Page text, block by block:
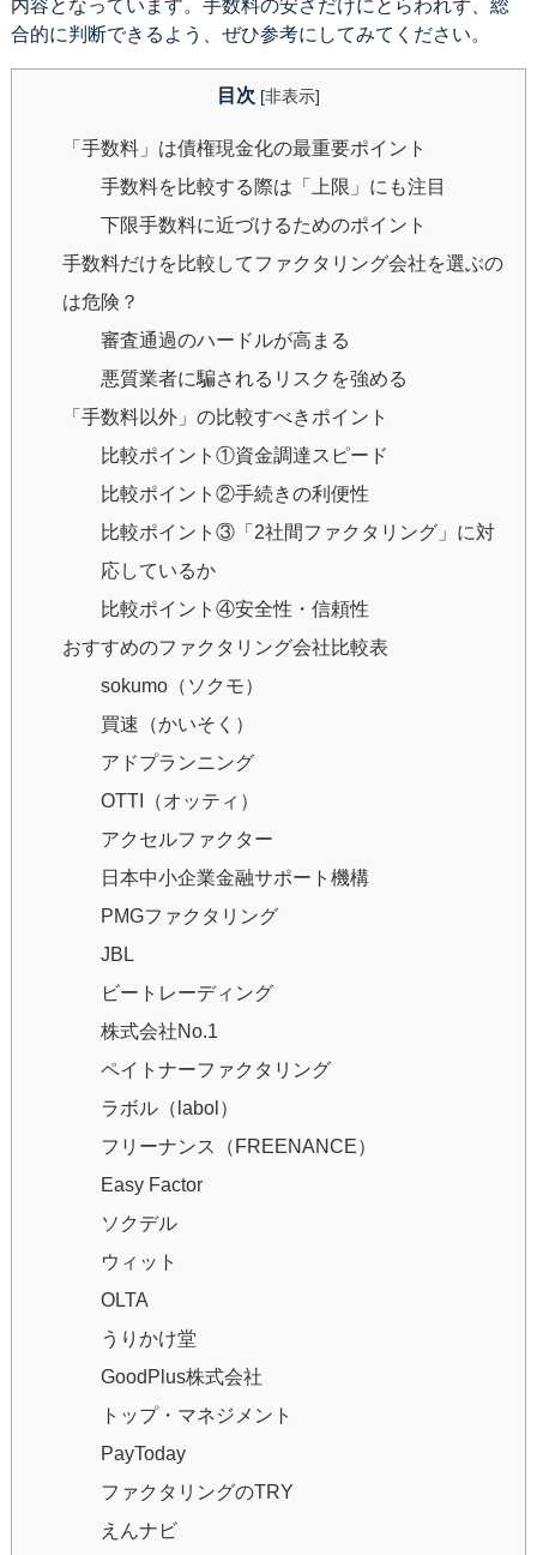
内容となっています。手数料の安さだけにとらわれず、総
合的に判断できるよう、ぜひ参考にしてみてください。
目次 [非表示]
「手数料」は債権現金化の最重要ポイント
手数料を比較する際は「上限」にも注目
下限手数料に近づけるためのポイント
手数料だけを比較してファクタリング会社を選ぶの
は危険？
審査通過のハードルが高まる
悪質業者に騙されるリスクを強める
「手数料以外」の比較すべきポイント
比較ポイント①資金調達スピード
比較ポイント②手続きの利便性
比較ポイント③「2社間ファクタリング」に対
応しているか
比較ポイント④安全性・信頼性
おすすめのファクタリング会社比較表
sokumo（ソクモ）
買速（かいそく）
アドプランニング
OTTI（オッティ）
アクセルファクター
日本中小企業金融サポート機構
PMGファクタリング
JBL
ビートレーディング
株式会社No.1
ペイトナーファクタリング
ラボル（labol）
フリーナンス（FREENANCE）
Easy Factor
ソクデル
ウィット
OLTA
うりかけ堂
GoodPlus株式会社
トップ・マネジメント
PayToday
ファクタリングのTRY
えんナビ